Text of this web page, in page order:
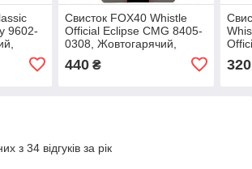
9602-
Свисток FOX40 Whistle
Official Eclipse CMG 8405-
0308, Жовтогарячий,
440₴ 320
з 34 відгуків за рік